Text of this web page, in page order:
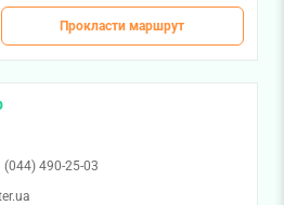
Прокласти маршрут
(044) 490-25-03